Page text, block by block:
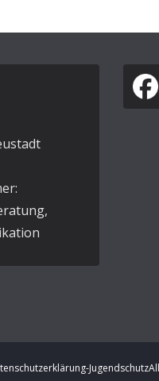
Jugendschutz